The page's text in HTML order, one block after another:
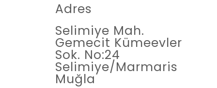
Adres
Selimiye Mah.
Gemecit Kümeevler
Sok. No:24
Selimiye/Marmaris
Muğla